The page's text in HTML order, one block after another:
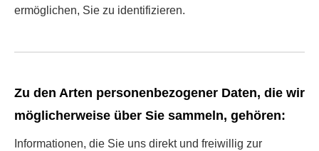
ermöglichen, Sie zu identifizieren.
Zu den Arten personenbezogener Daten, die wir
möglicherweise über Sie sammeln, gehören:
Informationen, die Sie uns direkt und freiwillig zur